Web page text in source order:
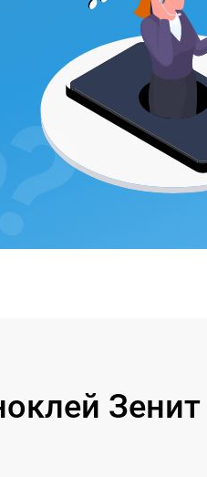
Зенит